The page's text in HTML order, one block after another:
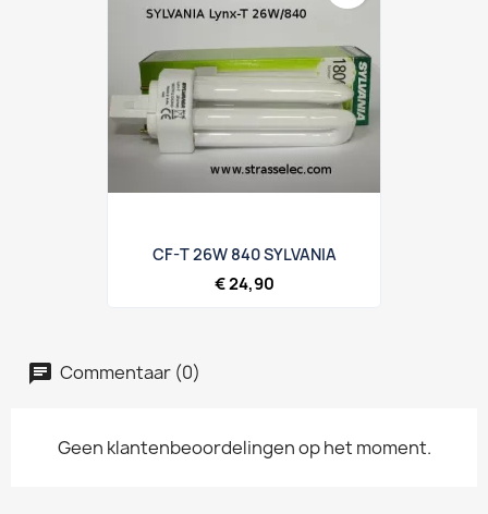
CF-T 26W 840 SYLVANIA
€ 24,90
Commentaar (0)
Geen klantenbeoordelingen op het moment.